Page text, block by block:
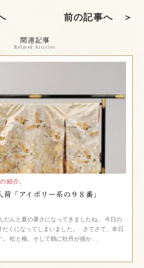
前の記事へ ＞
関連記事
Related Articles
紹介,
「アイボリー系の９８番」
だんと夏の暑さになってきましたね。 今日の
だくになってしまいました。 さてさて、本日
。 松と梅、そして鶴に牡丹が描か…